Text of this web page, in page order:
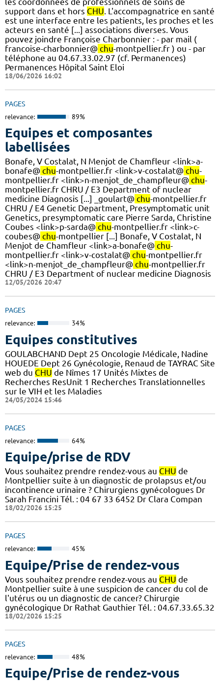
support dans et hors CHU . L'accompagnatrice en santé
est une interface entre les patients, les proches et les
acteurs en santé [...] associations diverses. Vous
pouvez joindre Françoise Charbonnier : - par mail (
francoise-charbonnier@ chu-montpellier.fr ) ou - par
téléphone au 04.67.33.02.97 (cf. Permanences)
Permanences Hôpital Saint Eloi
18/06/2026 16:02
PAGES
relevance: 89%
Equipes et composantes
labellisées
Bonafe, V Costalat, N Menjot de Chamfleur <link>a-
bonafe@ chu-montpellier.fr <link>v-costalat@ chu-
montpellier.fr <link>n-menjot_de_champfleur@ chu-
montpellier.fr CHRU / E3 Department of nuclear
medicine Diagnosis [...] _goulart@ chu-montpellier.fr
CHRU / E4 Genetic Department, Presymptomatic unit
Genetics, presymptomatic care Pierre Sarda, Christine
Coubes <link>p-sarda@ chu-montpellier.fr <link>c-
coubes@ chu-montpellier [...] Bonafe, V Costalat, N
Menjot de Chamfleur <link>a-bonafe@ chu-
montpellier.fr <link>v-costalat@ chu-montpellier.fr
<link>n-menjot_de_champfleur@ chu-montpellier.fr
CHRU / E3 Department of nuclear medicine Diagnosis
12/05/2026 20:47
PAGES
relevance: 34%
Equipes constitutives
GOULABCHAND Dept 25 Oncologie Médicale, Nadine
HOUEDE Dept 26 Gynécologie, Renaud de TAYRAC Site
web du CHU de Nîmes 17 Unités Mixtes de
Recherches ResUnit 1 Recherches Translationnelles
sur le VIH et les Maladies
24/05/2024 15:46
PAGES
relevance: 64%
Equipe/prise de RDV
Vous souhaitez prendre rendez-vous au CHU de
Montpellier suite à un diagnostic de prolapsus et/ou
incontinence urinaire ? Chirurgiens gynécologues Dr
Sarah Francini Tél. : 04 67 33 6452 Dr Clara Compan
18/02/2026 15:25
PAGES
relevance: 45%
Equipe/Prise de rendez-vous
Vous souhaitez prendre rendez-vous au CHU de
Montpellier suite à une suspicion de cancer du col de
l'utérus ou un diagnostic de cancer? Chirurgie
gynécologique Dr Rathat Gauthier Tél. : 04.67.33.65.32
18/02/2026 15:25
PAGES
relevance: 48%
Equipe/Prise de rendez-vous